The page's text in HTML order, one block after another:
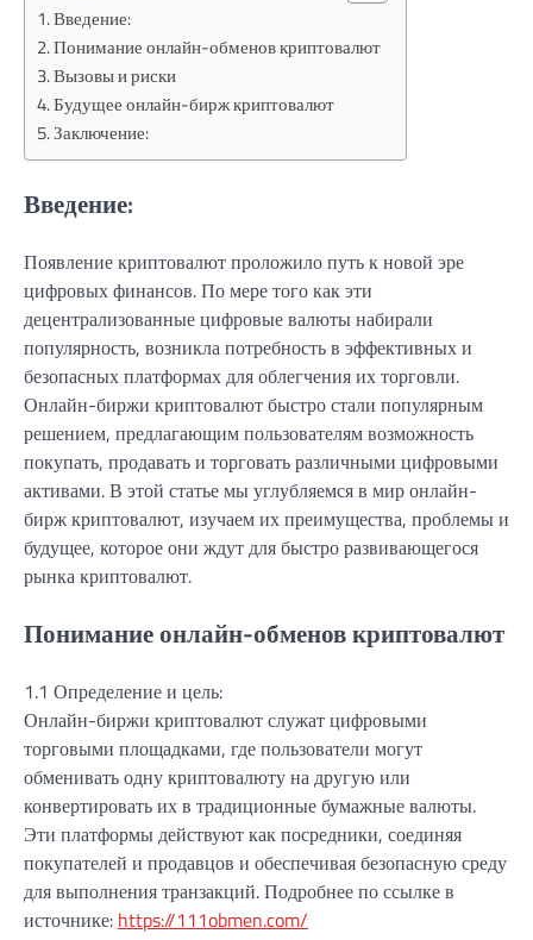
Введение:
Понимание онлайн-обменов криптовалют
Вызовы и риски
Будущее онлайн-бирж криптовалют
Заключение:
Введение:
Появление криптовалют проложило путь к новой эре
цифровых финансов. По мере того как эти
децентрализованные цифровые валюты набирали
популярность, возникла потребность в эффективных и
безопасных платформах для облегчения их торговли.
Онлайн-биржи криптовалют быстро стали популярным
решением, предлагающим пользователям возможность
покупать, продавать и торговать различными цифровыми
активами. В этой статье мы углубляемся в мир онлайн-
бирж криптовалют, изучаем их преимущества, проблемы и
будущее, которое они ждут для быстро развивающегося
рынка криптовалют.
Понимание онлайн-обменов криптовалют
1.1 Определение и цель:
Онлайн-биржи криптовалют служат цифровыми
торговыми площадками, где пользователи могут
обменивать одну криптовалюту на другую или
конвертировать их в традиционные бумажные валюты.
Эти платформы действуют как посредники, соединяя
покупателей и продавцов и обеспечивая безопасную среду
для выполнения транзакций. Подробнее по ссылке в
источнике: https://111obmen.com/